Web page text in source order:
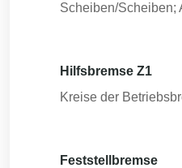
Scheiben/Scheiben;
Hilfsbremse Z1
Kreise der
Feststellbremse